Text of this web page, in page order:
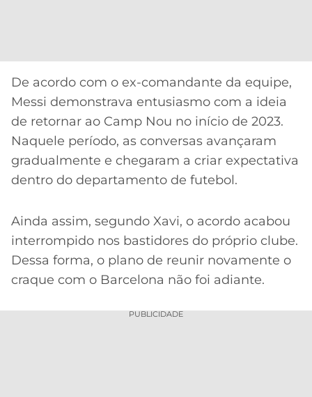
De acordo com o ex-comandante da equipe,
Messi demonstrava entusiasmo com a ideia
de retornar ao Camp Nou no início de 2023.
Naquele período, as conversas avançaram
gradualmente e chegaram a criar expectativa
dentro do departamento de futebol.
Ainda assim, segundo Xavi, o acordo acabou
interrompido nos bastidores do próprio clube.
Dessa forma, o plano de reunir novamente o
craque com o Barcelona não foi adiante.
PUBLICIDADE